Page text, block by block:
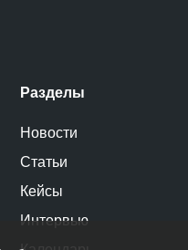
Разделы
Новости
Статьи
Кейсы
Интервью